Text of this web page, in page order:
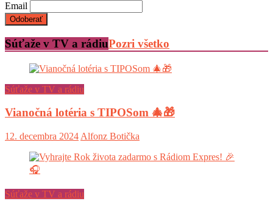
Email
Súťaže v TV a rádiuPozri všetko
Súťaže v TV a rádiu
Vianočná lotéria s TIPOSom 🎄🎁
12. decembra 2024 Alfonz Botička
Súťaže v TV a rádiu